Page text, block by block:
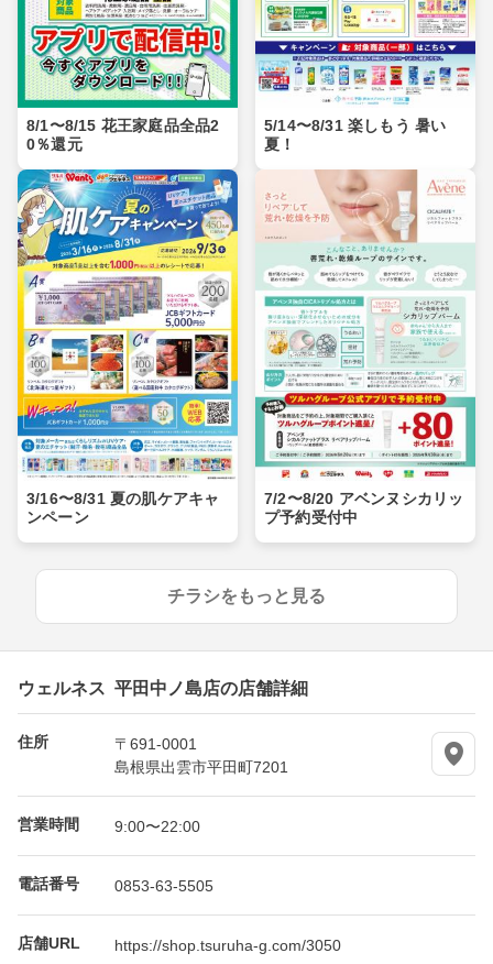
8/1〜8/15 花王家庭品全品2
0％還元
5/14〜8/31 楽しもう 暑い
夏！
3/16〜8/31 夏の肌ケアキャ
ンペーン
7/2〜8/20 アベンヌシカリッ
プ予約受付中
チラシをもっと見る
ウェルネス 平田中ノ島店の店舗詳細
住所
〒691-0001
島根県出雲市平田町7201
営業時間 9:00〜22:00
電話番号 0853-63-5505
店舗URL https://shop.tsuruha-g.com/3050